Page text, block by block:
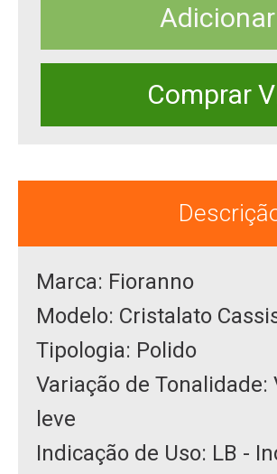
Comprar
Marca: Fioranno
Modelo: Cristalato
Tipologia: Polido
Variação de
leve
Indicação de Uso: LB -